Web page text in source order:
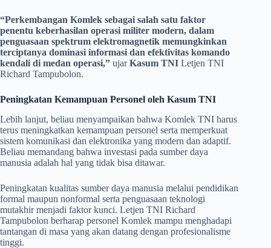
“Perkembangan Komlek sebagai salah satu faktor
penentu keberhasilan operasi militer modern, dalam
penguasaan spektrum elektromagnetik memungkinkan
terciptanya dominasi informasi dan efektivitas komando
kendali di medan operasi,” ujarKasum TNI Letjen TNI
Richard Tampubolon.
Peningkatan Kemampuan Personel oleh Kasum TNI
​Lebih lanjut, beliau menyampaikan bahwa Komlek TNI harus
terus meningkatkan kemampuan personel serta memperkuat
sistem komunikasi dan elektronika yang modern dan adaptif.
Beliau memandang bahwa investasi pada sumber daya
manusia adalah hal yang tidak bisa ditawar.
​Peningkatan kualitas sumber daya manusia melalui pendidikan
formal maupun nonformal serta penguasaan teknologi
mutakhir menjadi faktor kunci. Letjen TNI Richard
Tampubolon berharap personel Komlek mampu menghadapi
tantangan di masa yang akan datang dengan profesionalisme
tinggi.